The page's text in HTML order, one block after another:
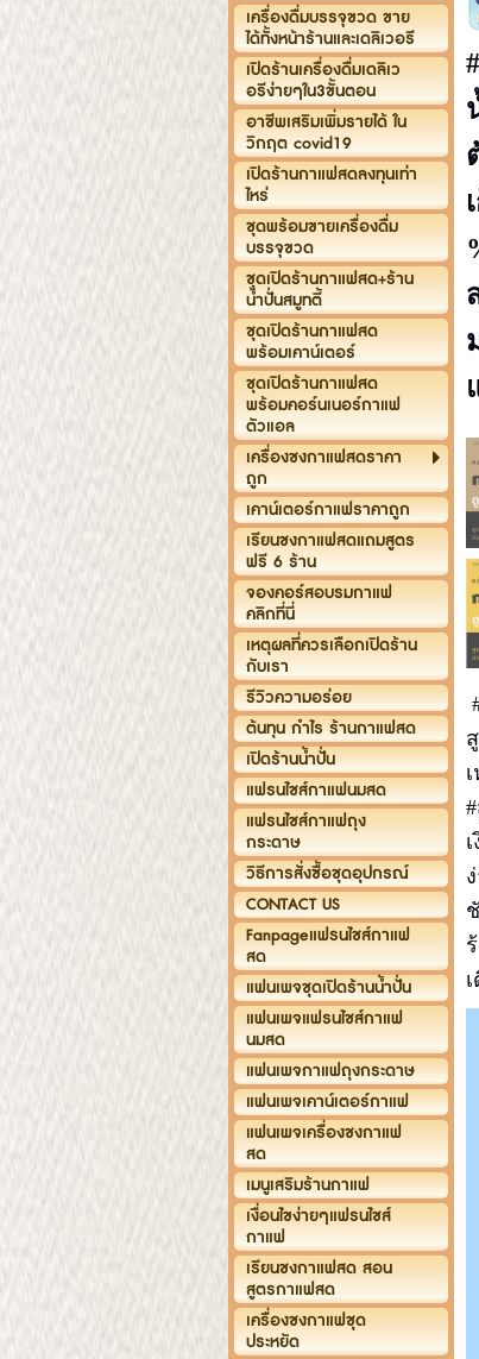
เครื่องดื่มบรรจุขวด ขาย
ได้ทั้งหน้าร้านและเดลิเวอรี
เปิดร้านเครื่องดื่มเดลิเว
อรีง่ายๆใน3ขั้นตอน
อาชีพเสริมเพิ่มรายได้ ใน
วิกฤต covid19
เปิดร้านกาแฟสดลงทุนเท่า
ไหร่
ชุดพร้อมขายเครื่องดื่ม
บรรจุขวด
ชุดเปิดร้านกาแฟสด+ร้าน
น้ำปั่นสมูทตี้
ชุดเปิดร้านกาแฟสด
พร้อมเคาน์เตอร์
ชุดเปิดร้านกาแฟสด
พร้อมคอร์นเนอร์กาแฟ
ตัวแอล
เครื่องชงกาแฟสดราคา
ถูก
เคาน์เตอร์กาแฟราคาถูก
เรียนชงกาแฟสดแถมสูตร
ฟรี 6 ร้าน
จองคอร์สอบรมกาแฟ
คลิกที่นี่
เหตุผลที่ควรเลือกเปิดร้าน
กับเรา
รีวิวความอร่อย
ต้นทุน กำไร ร้านกาแฟสด
เปิดร้านน้ำปั่น
แฟรนไชส์กาแฟนมสด
แฟรนไชส์กาแฟถุง
กระดาษ
วิธีการสั่งซื้อชุดอุปกรณ์
CONTACT US
Fanpageแฟรนไชส์กาแฟ
สด
แฟนเพจชุดเปิดร้านน้ำปั่น
แฟนเพจแฟรนไชส์กาแฟ
นมสด
แฟนเพจกาแฟถุงกระดาษ
แฟนเพจเคาน์เตอร์กาแฟ
แฟนเพจเครื่องชงกาแฟ
สด
เมนูเสริมร้านกาแฟ
เงื่อนไขง่ายๆแฟรนไชส์
กาแฟ
เรียนชงกาแฟสด สอน
สูตรกาแฟสด
เครื่องชงกาแฟชุด
ประหยัด